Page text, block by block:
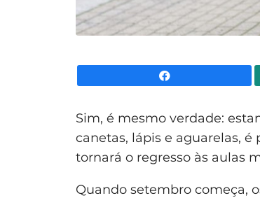
Sim, é mesmo verdade:
canetas, lápis e aguarelas,
tornará o regresso às aulas
Quando setembro começa,